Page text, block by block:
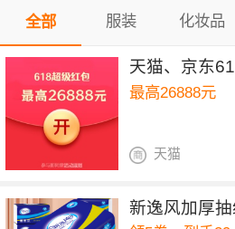
全部 服装 化妆品
天猫、京东
最高26888元
天猫
新逸风加厚